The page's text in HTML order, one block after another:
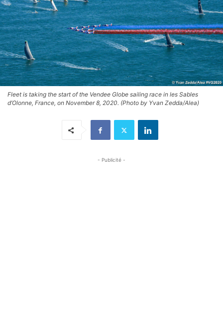
Fleet is taking the start of the Vendee Globe sailing race in les Sables
d’Olonne, France, on November 8, 2020. (Photo by Yvan Zedda/Alea)
- Publicité -